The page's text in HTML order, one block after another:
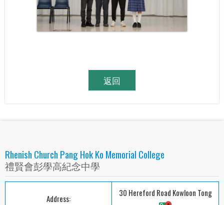
返回
Rhenish Church Pang Hok Ko Memorial College
禮賢會彭學高紀念中學
Address:
30 Hereford Road Kowloon Tong